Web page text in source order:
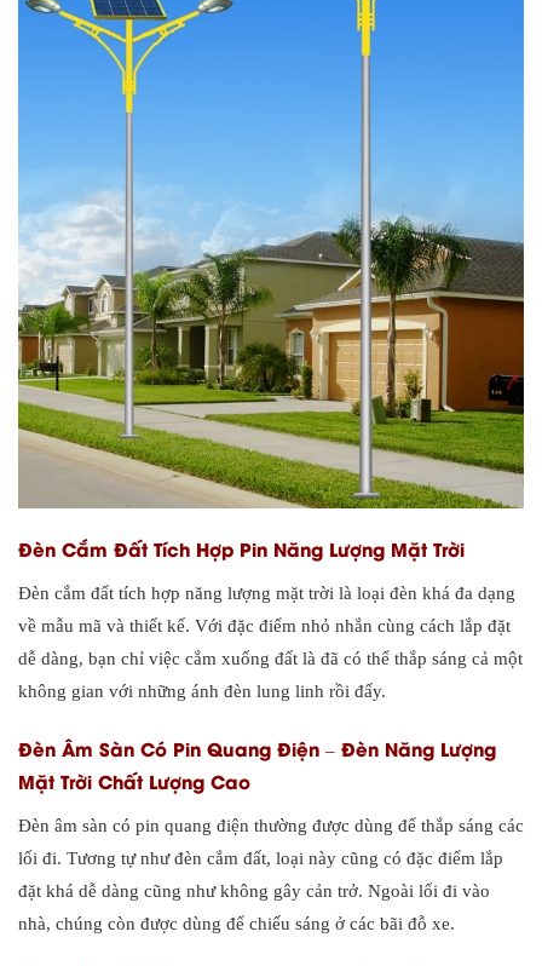
Đèn Cắm Đất Tích Hợp Pin Năng Lượng Mặt Trời
Đèn cắm đất tích hợp năng lượng mặt trời là loại đèn khá đa dạng
về mẫu mã và thiết kế. Với đặc điểm nhỏ nhắn cùng cách lắp đặt
dễ dàng, bạn chỉ việc cắm xuống đất là đã có thể thắp sáng cả một
không gian với những ánh đèn lung linh rồi đấy.
Đèn Âm Sàn Có Pin Quang Điện – Đèn Năng Lượng
Mặt Trời Chất Lượng Cao
Đèn âm sàn có pin quang điện thường được dùng để thắp sáng các
lối đi. Tương tự như đèn cắm đất, loại này cũng có đặc điểm lắp
đặt khá dễ dàng cũng như không gây cản trở. Ngoài lối đi vào
nhà, chúng còn được dùng để chiếu sáng ở các bãi đỗ xe.